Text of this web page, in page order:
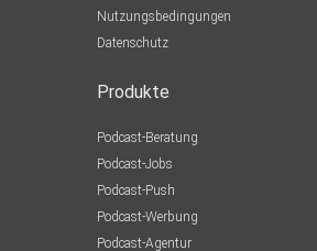
Nutzungsbedingungen
Datenschutz
Produkte
Podcast-Beratung
Podcast-Jobs
Podcast-Push
Podcast-Werbung
Podcast-Agentur